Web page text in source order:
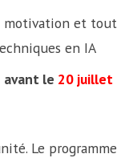
motivation et tout
en IA
avant le 20 juillet
Le programme